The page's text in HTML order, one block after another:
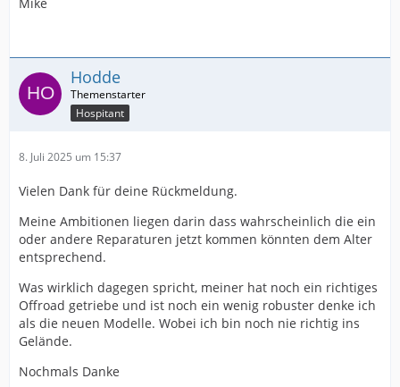
Hodde
Hospitant
8. Juli 2025 um 15:37
Vielen Dank für deine Rückmeldung.
Meine Ambitionen liegen darin dass wahrscheinlich die ein
oder andere Reparaturen jetzt kommen könnten dem Alter
entsprechend.
Was wirklich dagegen spricht, meiner hat noch ein richtiges
Offroad getriebe und ist noch ein wenig robuster denke ich
als die neuen Modelle. Wobei ich bin noch nie richtig ins
Gelände.
Nochmals Danke